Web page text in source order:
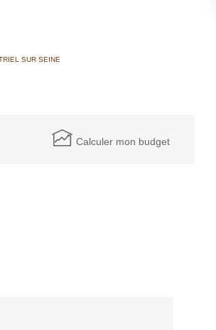
SUR SEINE
Calculer mon budget